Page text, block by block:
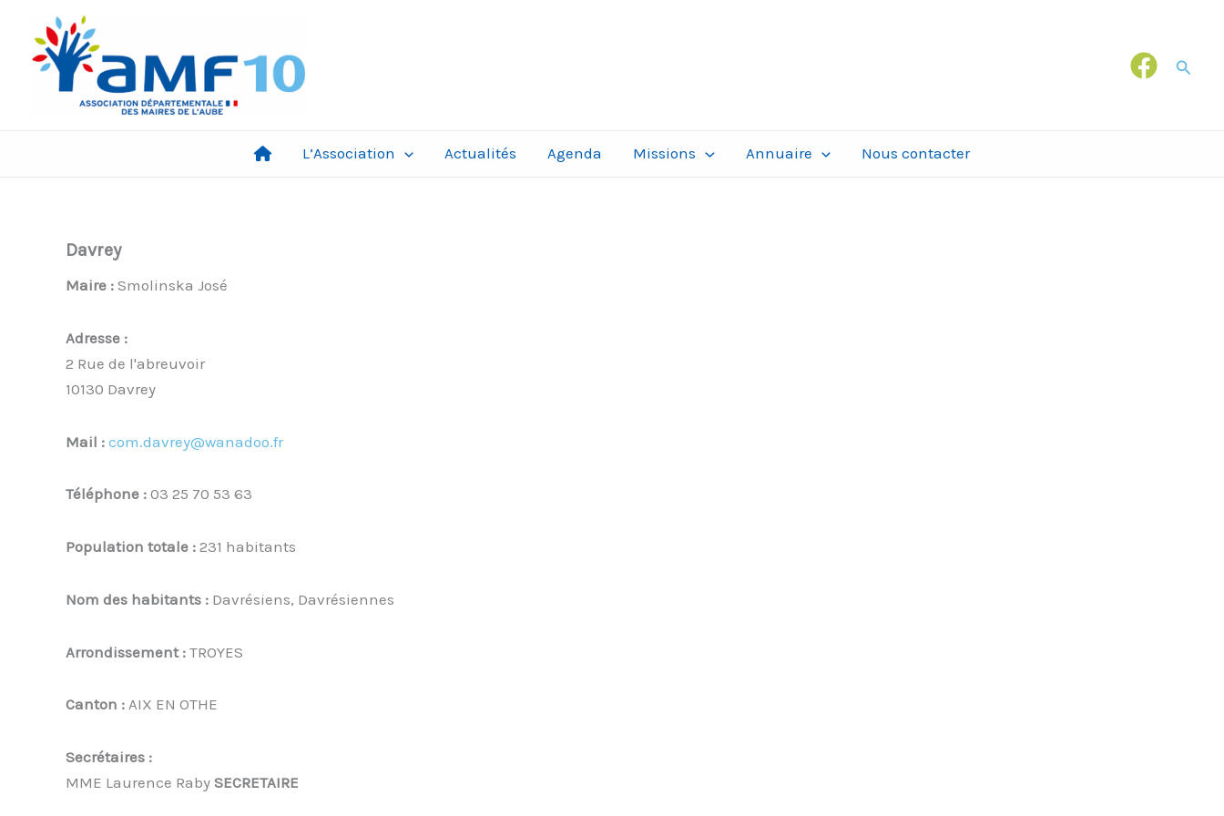
contenu
L’Association Actualités Agenda Missions Annuaire Nous contacter
Davrey
Maire : Smolinska José
Adresse :
2 Rue de l'abreuvoir
10130 Davrey
Mail : com.davrey@wanadoo.fr
Téléphone : 03 25 70 53 63
Population totale : 231 habitants
Nom des habitants : Davrésiens, Davrésiennes
Arrondissement : TROYES
Canton : AIX EN OTHE
Secrétaires :
MME Laurence Raby SECRETAIRE